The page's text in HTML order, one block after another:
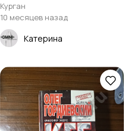
Курган
10 месяцев назад
Катерина